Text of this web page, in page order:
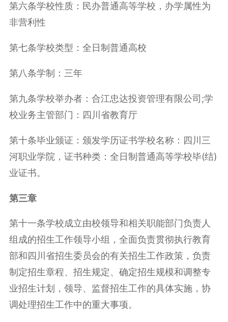
第六条学校性质：民办普通高等学校，办学属性为
非营利性
第七条学校类型：全日制普通高校
第八条学制：三年
第九条学校举办者：合江忠达投资管理有限公司;学
校业务主管部门：四川省教育厅
第十条毕业颁证：颁发学历证书学校名称：四川三
河职业学院，证书种类：全日制普通高等学校毕(结)
业证书。
第三章
第十一条学校成立由校领导和相关职能部门负责人
组成的招生工作领导小组，全面负责贯彻执行教育
部和四川省招生委员会的有关招生工作政策，负责
制定招生章程、招生规定、确定招生规模和调整专
业招生计划，领导、监督招生工作的具体实施，协
调处理招生工作中的重大事项。